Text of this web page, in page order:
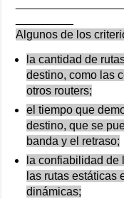
Algunos de los
la cantidad de
destino, como las
otros routers;
el tiempo que
destino, que se
banda y el retraso;
la confiabilidad de
las rutas estáticas
dinámicas;